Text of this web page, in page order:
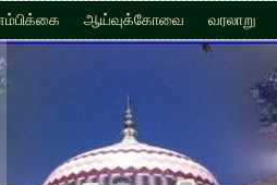
ஆய்வுக்கோவை வரலாறு